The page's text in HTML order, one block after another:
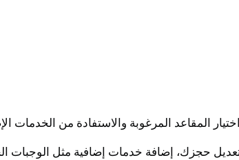
المقاعد المرغوبة والاستفادة من الخدمات
حجزك، إضافة خدمات إضافية مثل الوجبات